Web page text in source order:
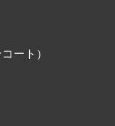
ート）